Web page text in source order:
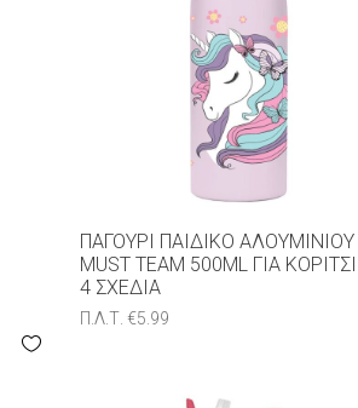
ΠΑΓΟΎΡΙ ΠΑΙΔΙΚΌ ΑΛΟΥΜΙΝΊΟΥ
MUST TEAM 500ML ΓΙΑ ΚΟΡΊΤΣΙ
4 ΣXΈΔΙΑ
Π.Λ.Τ.€5.99